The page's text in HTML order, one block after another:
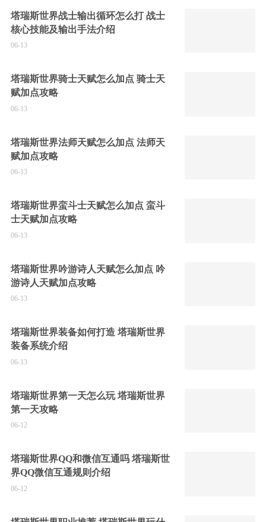
塔瑞斯世界战士输出循环怎么打 战士
核心技能及输出手法介绍
06-13
塔瑞斯世界骑士天赋怎么加点 骑士天
赋加点攻略
06-13
塔瑞斯世界法师天赋怎么加点 法师天
赋加点攻略
06-13
塔瑞斯世界蛮斗士天赋怎么加点 蛮斗
士天赋加点攻略
06-13
塔瑞斯世界吟游诗人天赋怎么加点 吟
游诗人天赋加点攻略
06-13
塔瑞斯世界装备如何打造 塔瑞斯世界
装备系统介绍
06-13
塔瑞斯世界第一天怎么玩 塔瑞斯世界
第一天攻略
06-12
塔瑞斯世界QQ和微信互通吗 塔瑞斯世
界QQ微信互通规则介绍
06-12